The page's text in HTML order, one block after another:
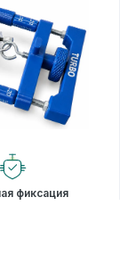
фиксация